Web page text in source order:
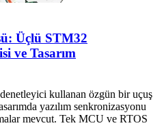
Üçlü STM32
ve Tasarım
kullanan özgün bir uçuş
yazılım senkronizasyonu
mevcut. Tek MCU ve RTOS